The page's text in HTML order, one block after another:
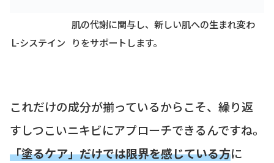
L-システイン
肌の代謝に関与し、新しい肌への生まれ変わ
りをサポートします。
これだけの成分が揃っているからこそ、繰り返
すしつこいニキビにアプローチできるんですね。
「塗るケア」だけでは限界を感じている方に